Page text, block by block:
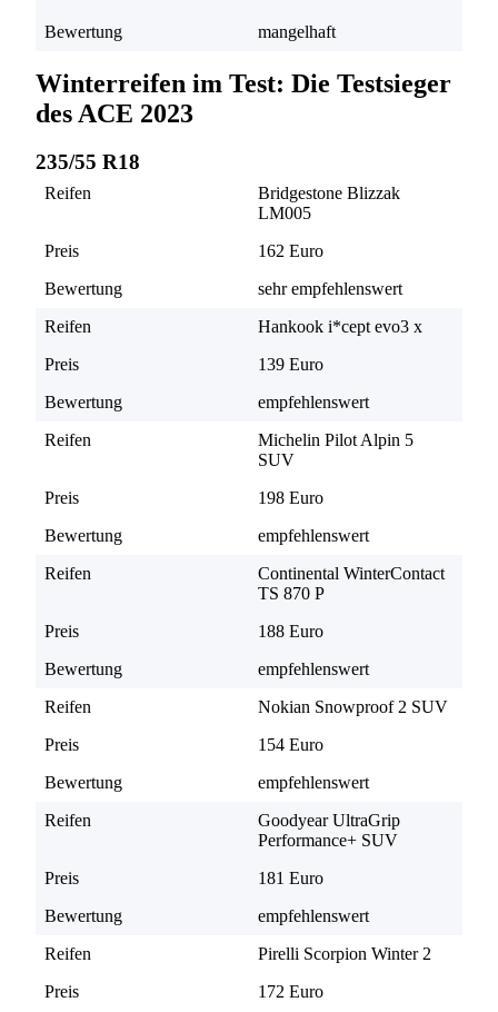
Bewertung
mangelhaft
Winterreifen im Test: Die Testsieger
des ACE 2023
235/55 R18
Reifen
Bridgestone Blizzak
LM005
Preis
162 Euro
Bewertung
sehr empfehlenswert
Reifen
Hankook i*cept evo3 x
Preis
139 Euro
Bewertung
empfehlenswert
Reifen
Michelin Pilot Alpin 5
SUV
Preis
198 Euro
Bewertung
empfehlenswert
Reifen
Continental WinterContact
TS 870 P
Preis
188 Euro
Bewertung
empfehlenswert
Reifen
Nokian Snowproof 2 SUV
Preis
154 Euro
Bewertung
empfehlenswert
Reifen
Goodyear UltraGrip
Performance+ SUV
Preis
181 Euro
Bewertung
empfehlenswert
Reifen
Pirelli Scorpion Winter 2
Preis
172 Euro